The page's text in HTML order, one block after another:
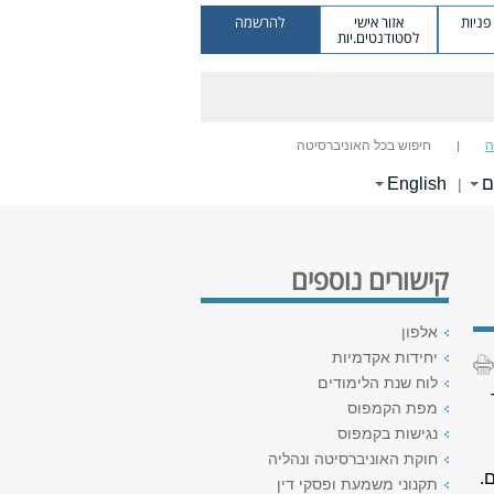
אזור אישי
לסטודנטים.יות
להרשמה
חיפוש בכל האוניברסיטה
|
English
קישורים נוספים
אלפון
יחידות אקדמיות
לוח שנת הלימודים
מפת הקמפוס
נגישות בקמפוס
חוקת האוניברסיטה ונהליה
תקנוני משמעת ופסקי דין